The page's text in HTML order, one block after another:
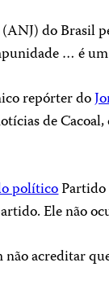
(ANJ) do Brasil
… é
repórter do
de
políticoPartido
Ele não
acreditar